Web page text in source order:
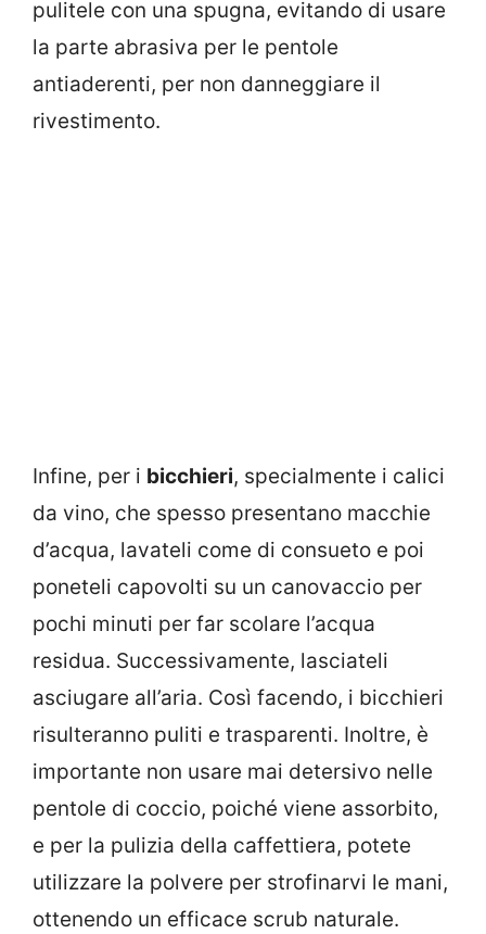
pulitele con una spugna, evitando di usare
la parte abrasiva per le pentole
antiaderenti, per non danneggiare il
rivestimento.
Infine, per i bicchieri, specialmente i calici
da vino, che spesso presentano macchie
d’acqua, lavateli come di consueto e poi
poneteli capovolti su un canovaccio per
pochi minuti per far scolare l’acqua
residua. Successivamente, lasciateli
asciugare all’aria. Così facendo, i bicchieri
risulteranno puliti e trasparenti. Inoltre, è
importante non usare mai detersivo nelle
pentole di coccio, poiché viene assorbito,
e per la pulizia della caffettiera, potete
utilizzare la polvere per strofinarvi le mani,
ottenendo un efficace scrub naturale.